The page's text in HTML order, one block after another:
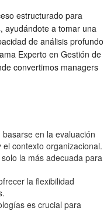
estructurado para
ayudándote a tomar una
de análisis profundo
Experto en Gestión de
convertimos managers
en la evaluación
contexto organizacional.
la más adecuada para
la flexibilidad
es crucial para